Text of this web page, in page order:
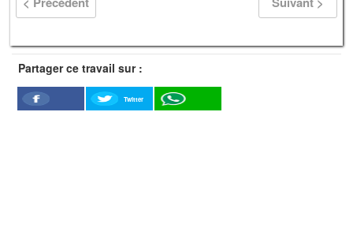
Partager ce travail sur :
Facebook
Twitter